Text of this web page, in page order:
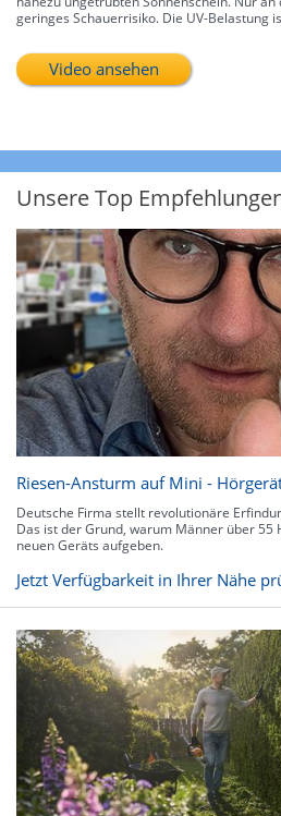
geringes Schauerrisiko. Die UV-Belastung
Video ansehen
Unsere Top
Riesen-Ansturm auf Mini -
Deutsche Firma stellt revolutionäre
Das ist der Grund, warum Männer über 55
neuen Geräts aufgeben.
Jetzt Verfügbarkeit in Ihrer Nähe